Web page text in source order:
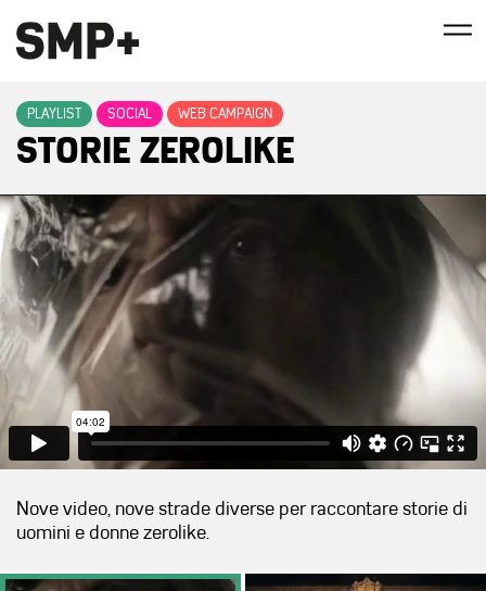
PLAYLIST SOCIAL WEB CAMPAIGN
STORIE ZEROLIKE
Nove video, nove strade diverse per raccontare storie di
uomini e donne zerolike.